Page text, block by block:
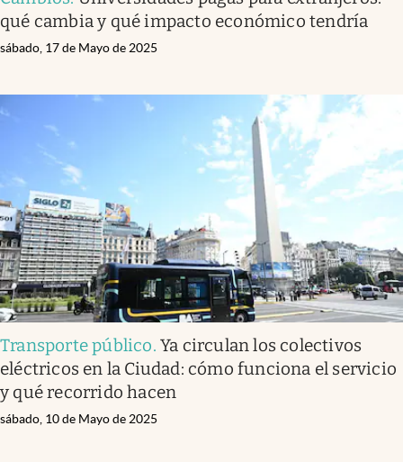
qué cambia y qué impacto económico tendría
sábado, 17 de Mayo de 2025
Transporte público.Ya circulan los colectivos
eléctricos en la Ciudad: cómo funciona el servicio
y qué recorrido hacen
sábado, 10 de Mayo de 2025